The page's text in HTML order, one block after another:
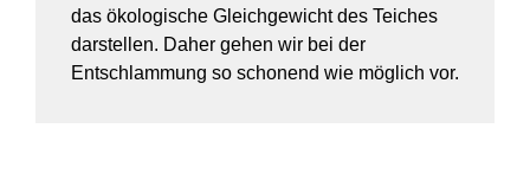
das ökologische Gleichgewicht des Teiches
darstellen. Daher gehen wir bei der
Entschlammung so schonend wie möglich vor.